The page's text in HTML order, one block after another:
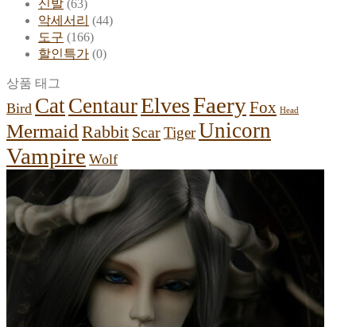
신발 (63)
악세서리 (44)
도구 (166)
할인특가 (0)
상품 태그
Bird CatCentaurElvesFaeryFox Head
Mermaid Rabbit ScarTigerUnicorn
Vampire Wolf